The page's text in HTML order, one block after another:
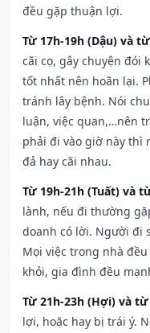
đều gặp thuận lợi.
Từ 17h-19h (Dậu) và
cãi cọ, gây chuyện đói
tốt nhất nên hoãn lại.
tránh lây bệnh. Nói
luận, việc quan,…nên
phải đi vào giờ này thì
đả hay cãi nhau.
Từ 19h-21h (Tuất) và
lành, nếu đi thường
doanh có lời. Người đi
Mọi việc trong nhà
khỏi, gia đình đều
Từ 21h-23h (Hợi) và từ
lợi, hoặc hay bị trái ý.